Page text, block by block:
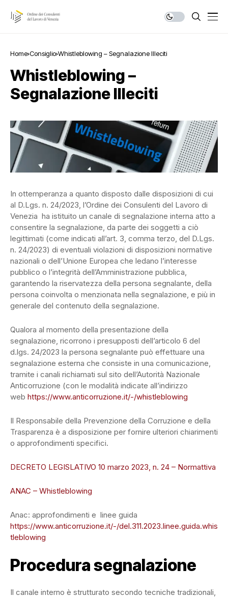
Home Consiglio Whistleblowing – Segnalazione Illeciti
Whistleblowing –
Segnalazione Illeciti
In ottemperanza a quanto disposto dalle disposizioni di cui
al D.Lgs. n. 24/2023, l’Ordine dei Consulenti del Lavoro di
Venezia ha istituito un canale di segnalazione interna atto a
consentire la segnalazione, da parte dei soggetti a ciò
legittimati (come indicati all’art. 3, comma terzo, del D.Lgs.
n. 24/2023) di eventuali violazioni di disposizioni normative
nazionali o dell’Unione Europea che ledano l’interesse
pubblico o l’integrità dell’Amministrazione pubblica,
garantendo la riservatezza della persona segnalante, della
persona coinvolta o menzionata nella segnalazione, e più in
generale del contenuto della segnalazione.
Qualora al momento della presentazione della
segnalazione, ricorrono i presupposti dell’articolo 6 del
d.lgs. 24/2023 la persona segnalante può effettuare una
segnalazione esterna che consiste in una comunicazione,
tramite i canali richiamati sul sito dell’Autorità Nazionale
Anticorruzione (con le modalità indicate all’indirizzo
web https://www.anticorruzione.it/-/whistleblowing
Il Responsabile della Prevenzione della Corruzione e della
Trasparenza è a disposizione per fornire ulteriori chiarimenti
o approfondimenti specifici.
DECRETO LEGISLATIVO 10 marzo 2023, n. 24 – Normattiva
ANAC – Whistleblowing
Anac: approfondimenti e linee guida
https://www.anticorruzione.it/-/del.311.2023.linee.guida.whis
tleblowing
Procedura segnalazione
Il canale interno è strutturato secondo tecniche tradizionali,